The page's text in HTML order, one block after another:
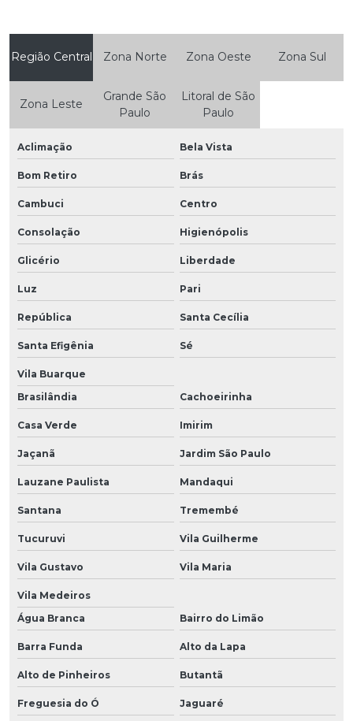
Região Central Zona Norte Zona Oeste Zona Sul
Zona Leste
Grande São
Paulo
Litoral de São
Paulo
Aclimação Bela Vista
Bom Retiro Brás
Cambuci Centro
Consolação Higienópolis
Glicério Liberdade
Luz Pari
República Santa Cecília
Santa Efigênia Sé
Vila Buarque
Brasilândia
Cachoeirinha
Casa Verde Imirim
Jaçanã Jardim São Paulo
Lauzane Paulista Mandaqui
Santana Tremembé
Tucuruvi Vila Guilherme
Vila Gustavo Vila Maria
Vila Medeiros
Água Branca
Bairro do Limão
Barra Funda Alto da Lapa
Alto de Pinheiros Butantã
Freguesia do Ó Jaguaré